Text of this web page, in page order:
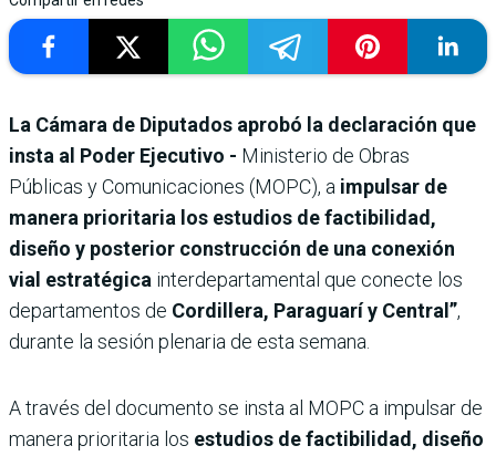
La Cámara de Diputados aprobó la declaración que
insta al Poder Ejecutivo - Ministerio de Obras
Públicas y Comunicaciones (MOPC), a impulsar de
manera prioritaria los estudios de factibilidad,
diseño y posterior construcción de una conexión
vial estratégica interdepartamental que conecte los
departamentos de Cordillera, Paraguarí y Central”,
durante la sesión plenaria de esta semana.
A través del documento se insta al MOPC a impulsar de
manera prioritaria los estudios de factibilidad, diseño